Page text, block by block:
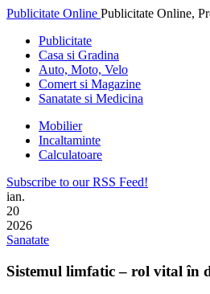
Publicitate Online Publicitate Online,
Publicitate
Casa si Gradina
Auto, Moto, Velo
Comert si Magazine
Sanatate si Medicina
Mobilier
Incaltaminte
Calculatoare
Subscribe to our RSS Feed!
ian.
20
2026
Sanatate
Sistemul limfatic – rol vital în